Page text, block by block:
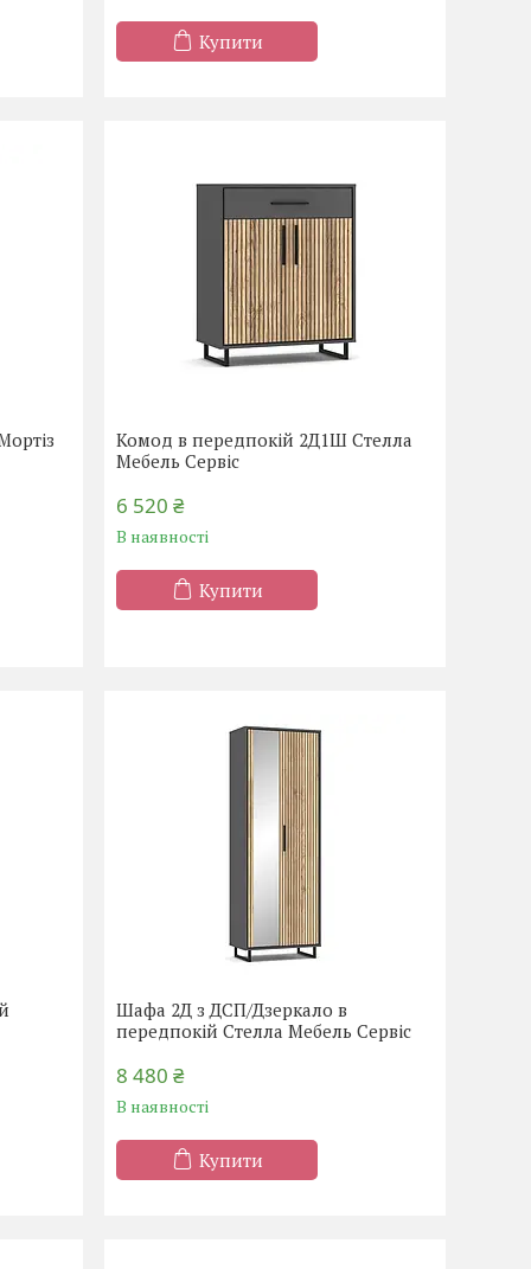
Купити
Комод в передпокій 2Д1Ш Стелла
Мебель Сервіс
6 520 ₴
В наявності
Купити
Шафа 2Д з ДСП/Дзеркало в
передпокій Стелла Мебель Сервіс
8 480 ₴
В наявності
Купити